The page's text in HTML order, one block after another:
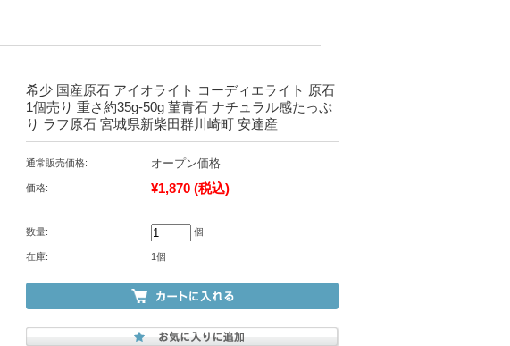
希少 国産原石 アイオライト コーディエライト 原石
1個売り 重さ約35g-50g 菫青石 ナチュラル感たっぷ
り ラフ原石 宮城県新柴田群川崎町 安達産
通常販売価格: オープン価格
価格: ¥1,870 (税込)
数量: 個
在庫: 1個